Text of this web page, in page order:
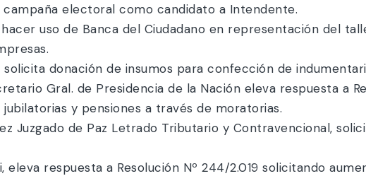
electoral como candidato a Intendente.
uso de Banca del Ciudadano en representación del
solicita donación de insumos para confección de
Gral. de Presidencia de la Nación eleva respuesta a
y pensiones a través de moratorias.
Juzgado de Paz Letrado Tributario y Contravencional,
eleva respuesta a Resolución Nº 244/2.019 solicitando